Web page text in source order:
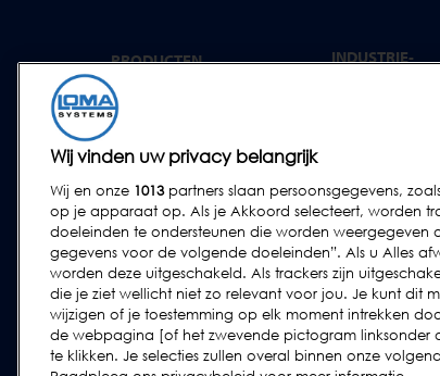
PRODUCTEN
Metaaldetectie
Röntgeninspectie
Controleweging
Combinatiesystemen
Software
INDUSTRIE-
Vlees, Vis en
Zoetwaren &
Gedroogde
granen
Overige
Agf
Wij vinden uw privacy belangrijk
Wij en onze 1013partners slaan persoonsgegevens,
op je apparaat op. Als je Akkoord selecteert, worden
doeleinden te ondersteunen die worden weergegeven
gegevens voor de volgende doeleinden”. Als u Alles
worden deze uitgeschakeld. Als trackers zijn
die je ziet wellicht niet zo relevant voor jou. Je kunt dit
wijzigen of je toestemming op elk moment intrekken
de webpagina [of het zwevende pictogram linksonder
te klikken. Je selecties zullen overal binnen onze